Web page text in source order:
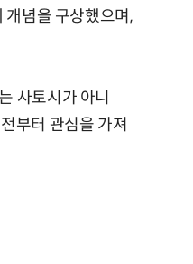
개념을 구상했으며,
사토시가 아니
부터 관심을 가져